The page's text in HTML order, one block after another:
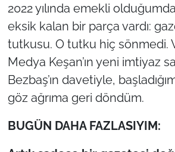
2022 yılında emekli
eksik kalan bir parça vardı:
tutkusu. O tutku hiç sönmedi.
Medya Keşan’ın yeni imtiyaz
Bezbaş’ın davetiyle,
göz ağrıma geri döndüm.
BUGÜN DAHA FAZLASIYIM: